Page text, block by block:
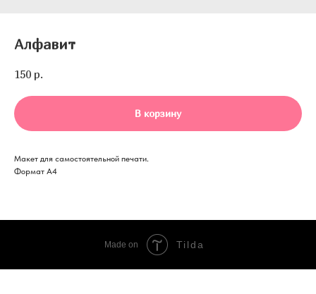
Алфавит
150 р.
В корзину
Макет для самостоятельной печати.
Формат А4
Made on Tilda